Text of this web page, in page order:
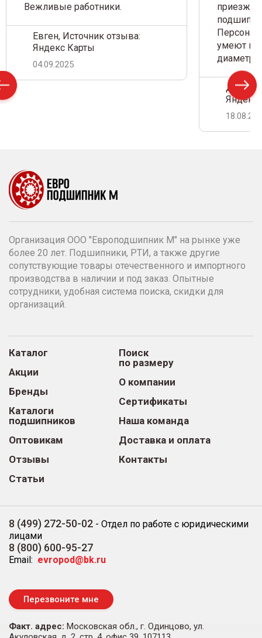
Вежливые работники.
Евген, Источник отзыва:
Яндекс Карты
04.09.2025
умеют на
диаметр.
Дамир
Яндекс
Организация ООО "Европодшипник М" на рынке уже
более 20 лет. Подшипники, РТИ, а также другие
сопутствующие товары отечественного и импортного
производства в наличии и под заказ. Опытные
сотрудники, удобная система поиска, скидки для
организаций.
Каталог
Акции
Бренды
Каталоги
подшипников
Оптовикам
Отзывы
Статьи
Поиск
по размеру
О компании
Сертификаты
Наша команда
Доставка и оплата
Контакты
8 (499) 272-50-02 - Отдел по работе с юридическими
лицами
8 (800) 600-95-27
Email: evropod@bk.ru
Перезвоните мне
Факт. адрес: Московская обл., г. Одинцово, ул.